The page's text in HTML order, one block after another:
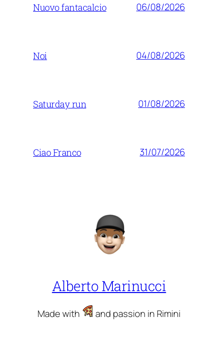
Nuovo fantacalcio 06/08/2026
Noi 04/08/2026
Saturday run 01/08/2026
Ciao Franco 31/07/2026
Alberto Marinucci
Made with and passion in Rimini